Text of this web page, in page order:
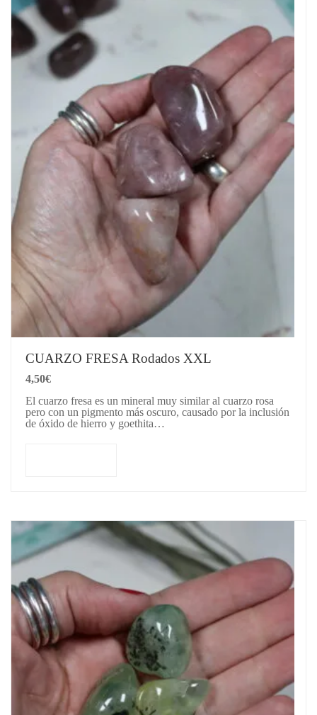
CUARZO FRESA Rodados XXL
4,50€
El cuarzo fresa es un mineral muy similar al cuarzo rosa
pero con un pigmento más oscuro, causado por la inclusión
de óxido de hierro y goethita…